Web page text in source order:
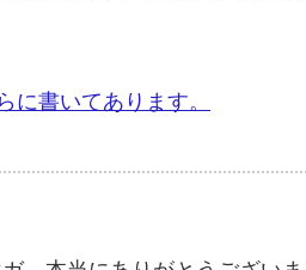
に書いてあります。